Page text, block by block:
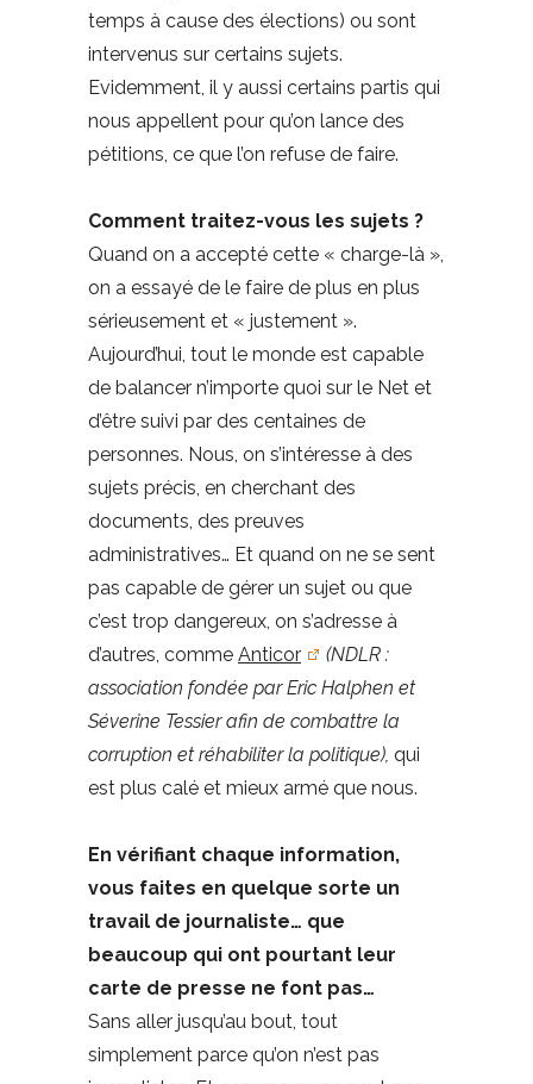
temps à cause des élections) ou sont
intervenus sur certains sujets.
Evidemment, il y aussi certains partis qui
nous appellent pour qu’on lance des
pétitions, ce que l’on refuse de faire.
Comment traitez-vous les sujets ?
Quand on a accepté cette « charge-là »,
on a essayé de le faire de plus en plus
sérieusement et « justement ».
Aujourd’hui, tout le monde est capable
de balancer n’importe quoi sur le Net et
d’être suivi par des centaines de
personnes. Nous, on s’intéresse à des
sujets précis, en cherchant des
documents, des preuves
administratives… Et quand on ne se sent
pas capable de gérer un sujet ou que
c’est trop dangereux, on s’adresse à
d’autres, comme Anticor
(NDLR :
association fondée par Eric Halphen et
Séverine Tessier afin de combattre la
corruption et réhabiliter la politique), qui
est plus calé et mieux armé que nous.
En vérifiant chaque information,
vous faites en quelque sorte un
travail de journaliste… que
beaucoup qui ont pourtant leur
carte de presse ne font pas…
Sans aller jusqu’au bout, tout
simplement parce qu’on n’est pas